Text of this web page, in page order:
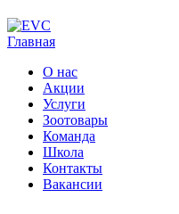
Главная
О нас
Акции
Услуги
Зоотовары
Команда
Школа
Контакты
Вакансии